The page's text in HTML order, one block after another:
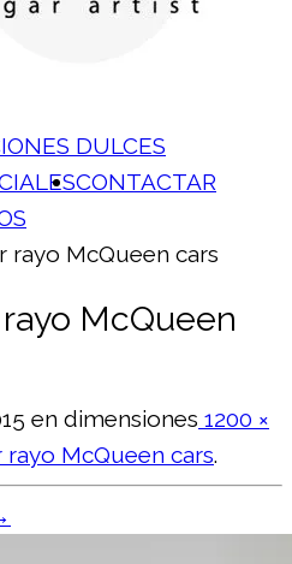
DULCES
CONTACTAR
McQueen cars
McQueen
en dimensiones 1200 ×
McQueen cars.